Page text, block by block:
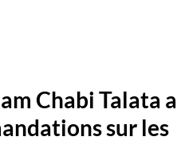
Chabi Talata a
sur les